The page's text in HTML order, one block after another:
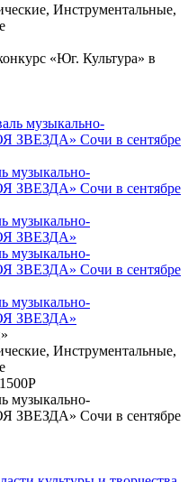
, Инструментальные,
«Юг. Культура» в
музыкально-
ЗВЕЗДА» Сочи в сентябре
музыкально-
ЗВЕЗДА»
музыкально-
ЗВЕЗДА» Сочи в сентябре
музыкально-
ЗВЕЗДА»
, Инструментальные,
1500Р
музыкально-
ЗВЕЗДА» Сочи в сентябре